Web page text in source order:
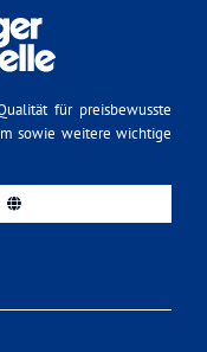
für preisbewusste
sowie weitere wichtige